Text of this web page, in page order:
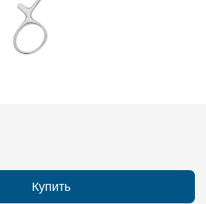
Купить